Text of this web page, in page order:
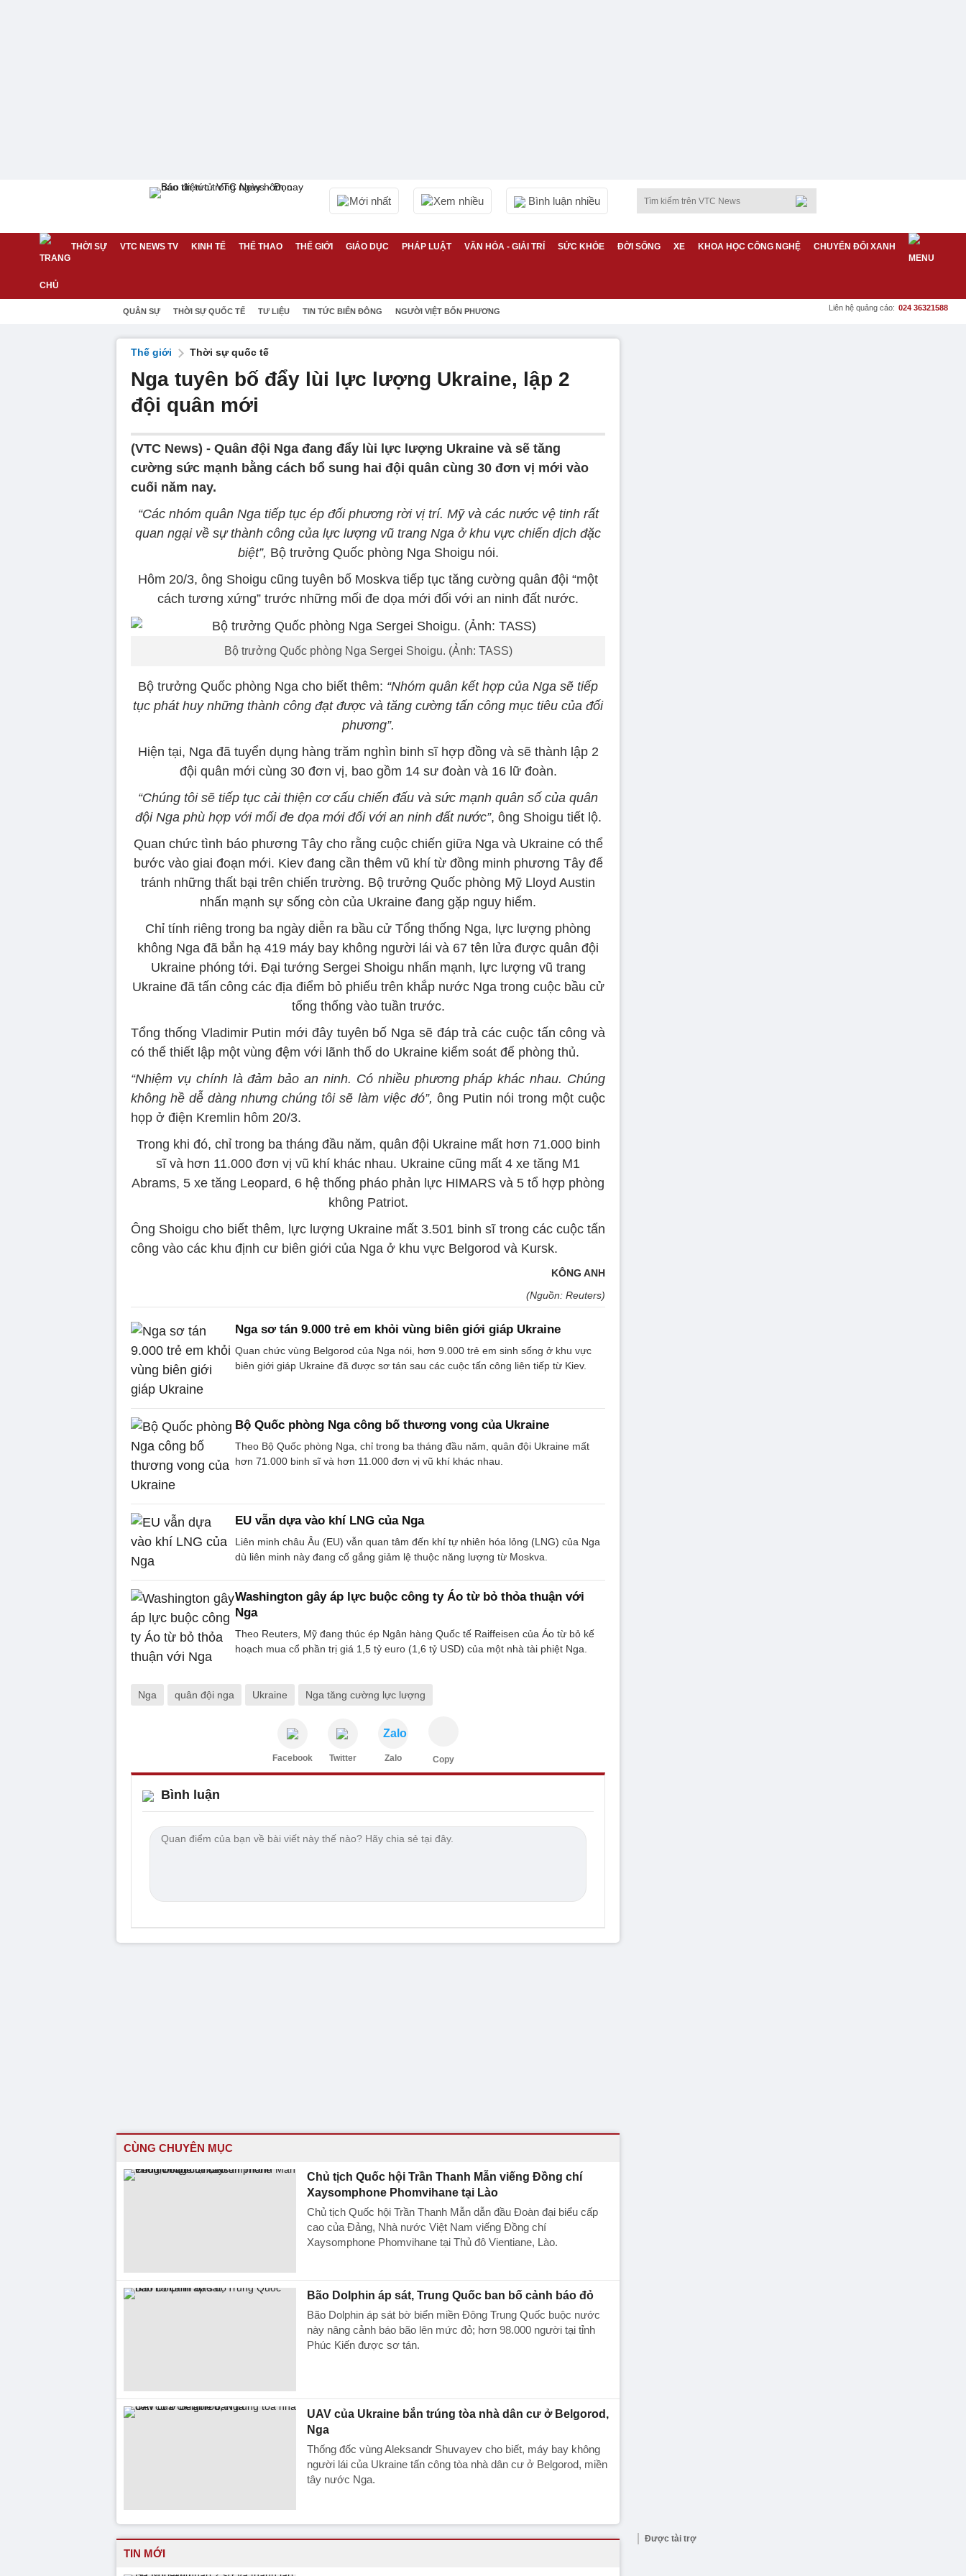
Mới nhất Xem nhiều Bình luận nhiều
THỜI SỰ VTC NEWS TV KINH TẾ THỂ THAO THẾ GIỚI GIÁO DỤC PHÁP LUẬT VĂN HÓA - GIẢI TRÍ SỨC KHỎE ĐỜI SỐNG XE KHOA HỌC CÔNG NGHỆ CHUYỂN ĐỔI XANH
QUÂN SỰ THỜI SỰ QUỐC TẾ TƯ LIỆU TIN TỨC BIỂN ĐÔNG NGƯỜI VIỆT BỐN PHƯƠNG Liên hệ quảng cáo: 024 36321588
Thế giới Thời sự quốc tế
Nga tuyên bố đẩy lùi lực lượng Ukraine, lập 2
đội quân mới
(VTC News) - Quân đội Nga đang đẩy lùi lực lượng Ukraine và sẽ tăng
cường sức mạnh bằng cách bổ sung hai đội quân cùng 30 đơn vị mới vào
cuối năm nay.
“Các nhóm quân Nga tiếp tục ép đối phương rời vị trí. Mỹ và các nước vệ tinh rất
quan ngại về sự thành công của lực lượng vũ trang Nga ở khu vực chiến dịch đặc
biệt”, Bộ trưởng Quốc phòng Nga Shoigu nói.
Hôm 20/3, ông Shoigu cũng tuyên bố Moskva tiếp tục tăng cường quân đội “một
cách tương xứng” trước những mối đe dọa mới đối với an ninh đất nước.
Bộ trưởng Quốc phòng Nga Sergei Shoigu. (Ảnh: TASS)
Bộ trưởng Quốc phòng Nga cho biết thêm: “Nhóm quân kết hợp của Nga sẽ tiếp
tục phát huy những thành công đạt được và tăng cường tấn công mục tiêu của đối
phương”.
Hiện tại, Nga đã tuyển dụng hàng trăm nghìn binh sĩ hợp đồng và sẽ thành lập 2
đội quân mới cùng 30 đơn vị, bao gồm 14 sư đoàn và 16 lữ đoàn.
“Chúng tôi sẽ tiếp tục cải thiện cơ cấu chiến đấu và sức mạnh quân số của quân
đội Nga phù hợp với mối đe dọa mới đối với an ninh đất nước”, ông Shoigu tiết lộ.
Quan chức tình báo phương Tây cho rằng cuộc chiến giữa Nga và Ukraine có thể
bước vào giai đoạn mới. Kiev đang cần thêm vũ khí từ đồng minh phương Tây để
tránh những thất bại trên chiến trường. Bộ trưởng Quốc phòng Mỹ Lloyd Austin
nhấn mạnh sự sống còn của Ukraine đang gặp nguy hiểm.
Chỉ tính riêng trong ba ngày diễn ra bầu cử Tổng thống Nga, lực lượng phòng
không Nga đã bắn hạ 419 máy bay không người lái và 67 tên lửa được quân đội
Ukraine phóng tới. Đại tướng Sergei Shoigu nhấn mạnh, lực lượng vũ trang
Ukraine đã tấn công các địa điểm bỏ phiếu trên khắp nước Nga trong cuộc bầu cử
tổng thống vào tuần trước.
Tổng thống Vladimir Putin mới đây tuyên bố Nga sẽ đáp trả các cuộc tấn công và
có thể thiết lập một vùng đệm với lãnh thổ do Ukraine kiểm soát để phòng thủ.
“Nhiệm vụ chính là đảm bảo an ninh. Có nhiều phương pháp khác nhau. Chúng
không hề dễ dàng nhưng chúng tôi sẽ làm việc đó”, ông Putin nói trong một cuộc
họp ở điện Kremlin hôm 20/3.
Trong khi đó, chỉ trong ba tháng đầu năm, quân đội Ukraine mất hơn 71.000 binh
sĩ và hơn 11.000 đơn vị vũ khí khác nhau. Ukraine cũng mất 4 xe tăng M1
Abrams, 5 xe tăng Leopard, 6 hệ thống pháo phản lực HIMARS và 5 tổ hợp phòng
không Patriot.
Ông Shoigu cho biết thêm, lực lượng Ukraine mất 3.501 binh sĩ trong các cuộc tấn
công vào các khu định cư biên giới của Nga ở khu vực Belgorod và Kursk.
KÔNG ANH
(Nguồn: Reuters)
Nga sơ tán 9.000 trẻ em khỏi vùng biên giới giáp Ukraine
Quan chức vùng Belgorod của Nga nói, hơn 9.000 trẻ em sinh sống ở khu vực
biên giới giáp Ukraine đã được sơ tán sau các cuộc tấn công liên tiếp từ Kiev.
Bộ Quốc phòng Nga công bố thương vong của Ukraine
Theo Bộ Quốc phòng Nga, chỉ trong ba tháng đầu năm, quân đội Ukraine mất
hơn 71.000 binh sĩ và hơn 11.000 đơn vị vũ khí khác nhau.
EU vẫn dựa vào khí LNG của Nga
Liên minh châu Âu (EU) vẫn quan tâm đến khí tự nhiên hóa lỏng (LNG) của Nga
dù liên minh này đang cố gắng giảm lệ thuộc năng lượng từ Moskva.
Washington gây áp lực buộc công ty Áo từ bỏ thỏa thuận với
Nga
Theo Reuters, Mỹ đang thúc ép Ngân hàng Quốc tế Raiffeisen của Áo từ bỏ kế
hoạch mua cổ phần trị giá 1,5 tỷ euro (1,6 tỷ USD) của một nhà tài phiệt Nga.
Nga quân đội nga Ukraine Nga tăng cường lực lượng
Facebook Twitter
Zalo
Zalo Copy
Bình luận
CÙNG CHUYÊN MỤC
Chủ tịch Quốc hội Trần Thanh Mẫn viếng Đồng chí
Xaysomphone Phomvihane tại Lào
Chủ tịch Quốc hội Trần Thanh Mẫn dẫn đầu Đoàn đại biểu cấp
cao của Đảng, Nhà nước Việt Nam viếng Đồng chí
Xaysomphone Phomvihane tại Thủ đô Vientiane, Lào.
Bão Dolphin áp sát, Trung Quốc ban bố cảnh báo đỏ
Bão Dolphin áp sát bờ biển miền Đông Trung Quốc buộc nước
này nâng cảnh báo bão lên mức đỏ; hơn 98.000 người tại tỉnh
Phúc Kiến được sơ tán.
UAV của Ukraine bắn trúng tòa nhà dân cư ở Belgorod,
Nga
Thống đốc vùng Aleksandr Shuvayev cho biết, máy bay không
người lái của Ukraine tấn công tòa nhà dân cư ở Belgorod, miền
tây nước Nga.
TIN MỚI
Được tài trợ